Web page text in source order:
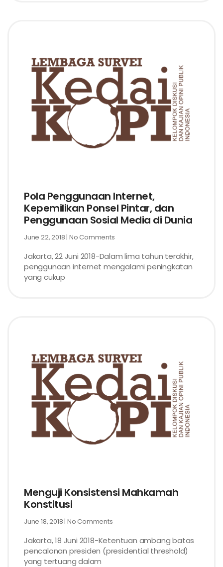
Pola Penggunaan Internet,
Kepemilikan Ponsel Pintar, dan
Penggunaan Sosial Media di Dunia
June 22, 2018 No Comments
Jakarta, 22 Juni 2018-Dalam lima tahun terakhir,
penggunaan internet mengalami peningkatan
yang cukup
Menguji Konsistensi Mahkamah
Konstitusi
June 18, 2018 No Comments
Jakarta, 18 Juni 2018-Ketentuan ambang batas
pencalonan presiden (presidential threshold)
yang tertuang dalam